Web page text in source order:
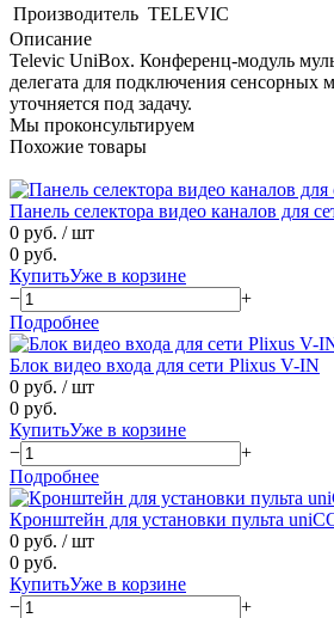
Производитель TELEVIC
Описание
Televic UniBox. Конференц-модуль
делегата для подключения сенсорных
уточняется под задачу.
Мы проконсультируем
Похожие товары
Панель селектора видео каналов для
0 руб. / шт
0 руб.
КупитьУже в корзине
−
+
Подробнее
Блок видео входа для сети Plixus V-IN
0 руб. / шт
0 руб.
КупитьУже в корзине
−
+
Подробнее
Кронштейн для установки пульта
0 руб. / шт
0 руб.
КупитьУже в корзине
−
+